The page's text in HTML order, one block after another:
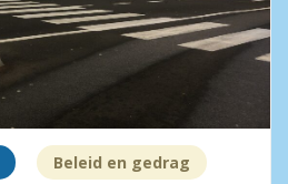
Beleid en gedrag